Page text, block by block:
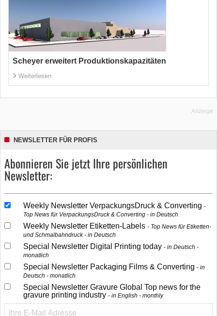
Scheyer erweitert Produktionskapazitäten
Weiterlesen
Anzeige
NEWSLETTER FÜR PROFIS
Abonnieren Sie jetzt Ihre persönlichen
Newsletter:
Weekly Newsletter VerpackungsDruck & Converting
Top News für VerpackungsDruck & Converting - in Deutsch
Weekly Newsletter Etiketten-Labels
Top News für Etiketten-
und Schmalbahndruck - in Deutsch
Special Newsletter Digital Printing today
in Deutsch -
monatlich
Special Newsletter Packaging Films & Converting
in
Deutsch - monatlich
Special Newsletter Gravure Global Top news for the
gravure printing industry
in English - monthly